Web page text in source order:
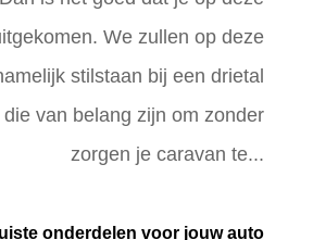
We zullen op deze
stilstaan bij een drietal
die van belang zijn om zonder
zorgen je caravan te...
onderdelen voor jouw auto